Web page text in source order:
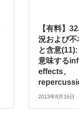
【有料】
況および
と含意
意味する
effects、
2013年8月16日